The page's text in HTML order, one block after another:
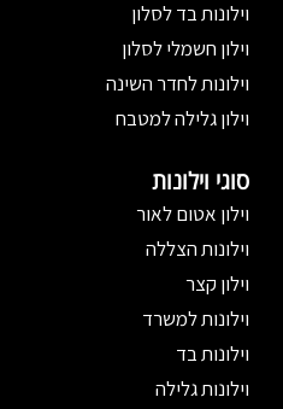
וילונות בד לסלון
וילון חשמלי לסלון
וילונות לחדר השינה
וילון גלילה למטבח
סוגי וילונות
וילון אטום לאור
וילונות הצללה
וילון קצר
וילונות למשרד
וילונות בד
וילונות גלילה